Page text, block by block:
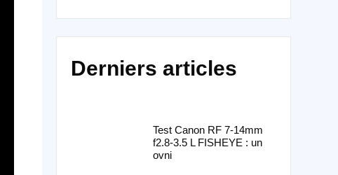
Derniers articles
Test Canon RF 7-14mm
f2.8-3.5 L FISHEYE : un
ovni